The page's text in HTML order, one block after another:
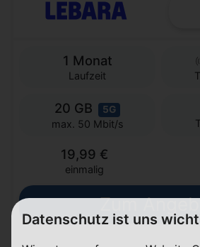
1 Monat
Laufzeit
20 GB 5G
max. 50 Mbit/s
19,99 €
einmalig
Zum
Datenschutz ist uns